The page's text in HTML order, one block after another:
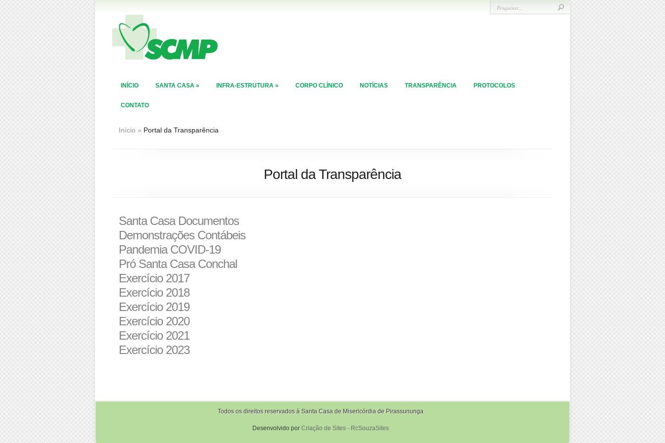
INÍCIO SANTA CASA » INFRA-ESTRUTURA » CORPO CLÍNICO NOTÍCIAS TRANSPARÊNCIA PROTOCOLOS
CONTATO
Início » Portal da Transparência
Portal da Transparência
Santa Casa Documentos
Demonstrações Contábeis
Pandemia COVID-19
Pró Santa Casa Conchal
Exercício 2017
Exercício 2018
Exercício 2019
Exercício 2020
Exercício 2021
Exercício 2023
Todos os direitos reservados à Santa Casa de Misericórdia de Pirassununga
Desenvolvido por Criação de Sites - RcSouzaSites